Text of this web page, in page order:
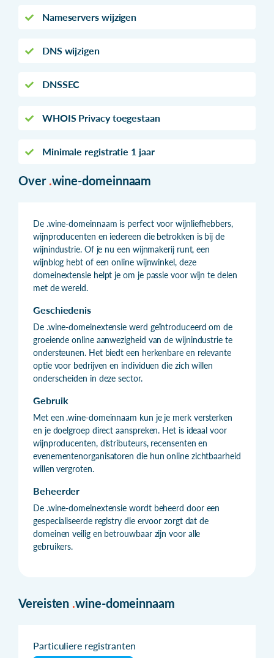
Nameservers wijzigen
DNS wijzigen
DNSSEC
WHOIS Privacy toegestaan
Minimale registratie 1 jaar
Over .wine-domeinnaam
De .wine-domeinnaam is perfect voor wijnliefhebbers,
wijnproducenten en iedereen die betrokken is bij de
wijnindustrie. Of je nu een wijnmakerij runt, een
wijnblog hebt of een online wijnwinkel, deze
domeinextensie helpt je om je passie voor wijn te delen
met de wereld.
Geschiedenis
De .wine-domeinextensie werd geïntroduceerd om de
groeiende online aanwezigheid van de wijnindustrie te
ondersteunen. Het biedt een herkenbare en relevante
optie voor bedrijven en individuen die zich willen
onderscheiden in deze sector.
Gebruik
Met een .wine-domeinnaam kun je je merk versterken
en je doelgroep direct aanspreken. Het is ideaal voor
wijnproducenten, distributeurs, recensenten en
evenementenorganisatoren die hun online zichtbaarheid
willen vergroten.
Beheerder
De .wine-domeinextensie wordt beheerd door een
gespecialiseerde registry die ervoor zorgt dat de
domeinen veilig en betrouwbaar zijn voor alle
gebruikers.
Vereisten .wine-domeinnaam
Particuliere registranten